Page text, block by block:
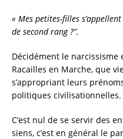
« Mes petites-filles
de second rang ?”.
Décidément le
Racailles en Marche, que
s’appropriant leurs
politiques civilisationnelles.
C’est nul de se servir des
siens, c’est en général le